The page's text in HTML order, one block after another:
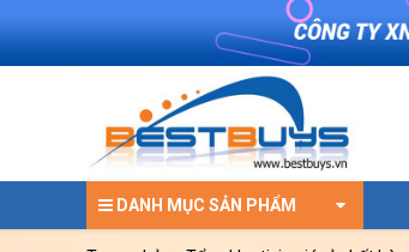
DANH MỤC SẢN PHẨM